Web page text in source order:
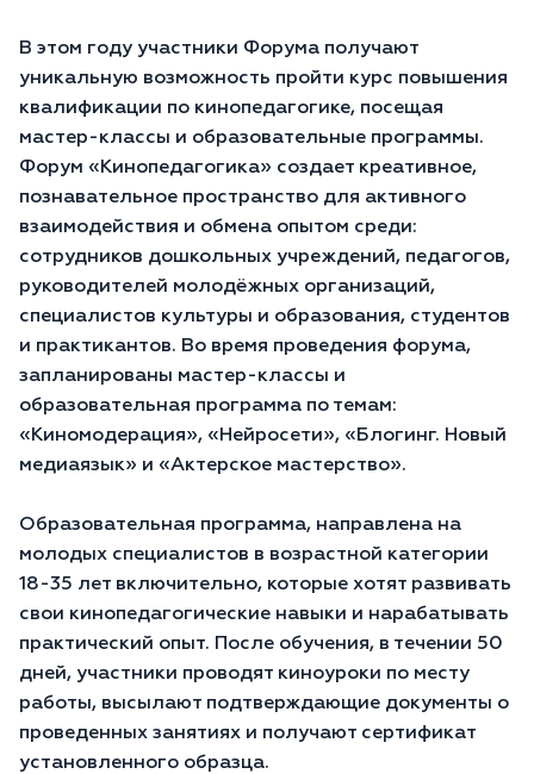
В этом году участники Форума получают
уникальную возможность пройти курс повышения
квалификации по кинопедагогике, посещая
мастер-классы и образовательные программы.
Форум «Кинопедагогика» создает креативное,
познавательное пространство для активного
взаимодействия и обмена опытом среди:
сотрудников дошкольных учреждений, педагогов,
руководителей молодёжных организаций,
специалистов культуры и образования, студентов
и практикантов. Во время проведения форума,
запланированы мастер-классы и
образовательная программа по темам:
«Киномодерация», «Нейросети», «Блогинг. Новый
медиаязык» и «Актерское мастерство».
Образовательная программа, направлена на
молодых специалистов в возрастной категории
18-35 лет включительно, которые хотят развивать
свои кинопедагогические навыки и нарабатывать
практический опыт. После обучения, в течении 50
дней, участники проводят киноуроки по месту
работы, высылают подтверждающие документы о
проведенных занятиях и получают сертификат
установленного образца.